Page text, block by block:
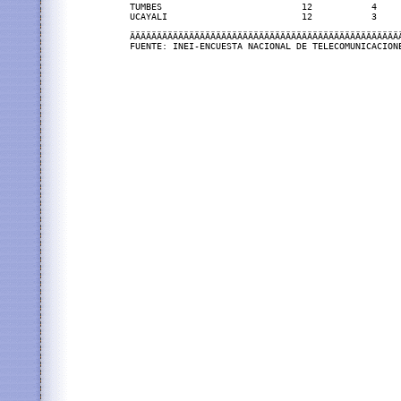
TUMBES                          12
UCAYALI                         12